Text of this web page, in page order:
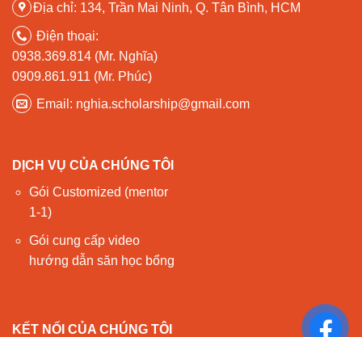
Địa chỉ: 134, Trần Mai Ninh, Q. Tân Bình, HCM
Điện thoại:
0938.369.814 (Mr. Nghĩa)
0909.861.911 (Mr. Phúc)
Email: nghia.scholarship@gmail.com
DỊCH VỤ CỦA CHÚNG TÔI
Gói Customized (mentor
1-1)
Gói cung cấp video
hướng dẫn săn học bổng
KẾT NỐI CỦA CHÚNG TÔI